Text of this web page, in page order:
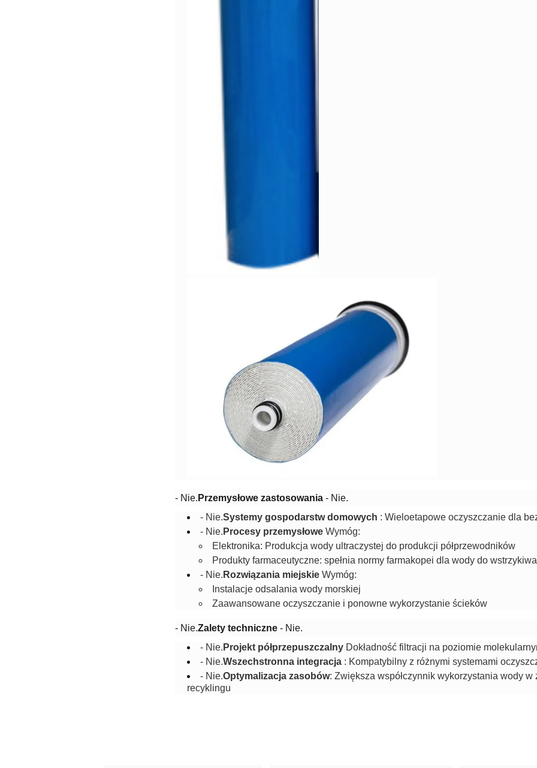
- Nie. Przemysłowe zastosowania - Nie.
- Nie.Systemy gospodarstw domowych : Wieloetapowe oczyszczanie dla
- Nie. Procesy przemysłowe Wymóg:
Elektronika: Produkcja wody ultraczystej do produkcji półprzewodników
Produkty farmaceutyczne: spełnia normy farmakopei dla wody do
- Nie. Rozwiązania miejskie Wymóg:
Instalacje odsalania wody morskiej
Zaawansowane oczyszczanie i ponowne wykorzystanie ścieków
- Nie.Zalety techniczne - Nie.
- Nie. Projekt półprzepuszczalny Dokładność filtracji na poziomie
- Nie.Wszechstronna integracja : Kompatybilny z różnymi systemami
- Nie.Optymalizacja zasobów: Zwiększa współczynnik wykorzystania wody w
recyklingu